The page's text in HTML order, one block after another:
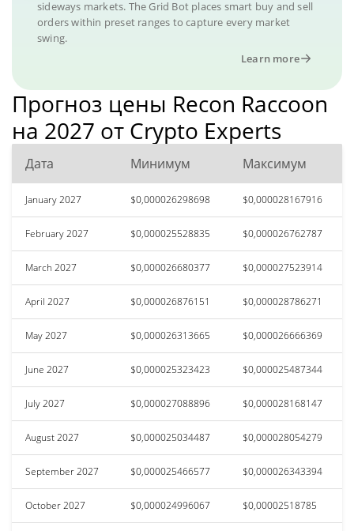
sideways markets. The Grid Bot places smart buy and sell
orders within preset ranges to capture every market
swing.
Learn more
Прогноз цены Recon Raccoon
на 2027 от Crypto Experts
Дата Минимум Максимум
January 2027 $0,000026298698 $0,000028167916
February 2027 $0,000025528835 $0,000026762787
March 2027 $0,000026680377 $0,000027523914
April 2027 $0,000026876151 $0,000028786271
May 2027 $0,000026313665 $0,000026666369
June 2027 $0,000025323423 $0,000025487344
July 2027 $0,000027088896 $0,000028168147
August 2027 $0,000025034487 $0,000028054279
September 2027 $0,000025466577 $0,000026343394
October 2027 $0,000024996067 $0,00002518785